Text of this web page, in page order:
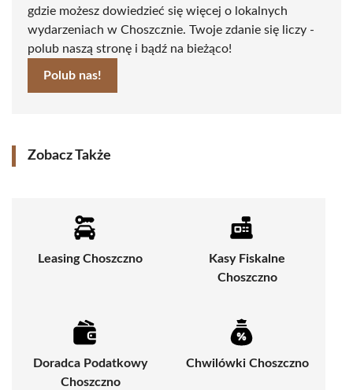
gdzie możesz dowiedzieć się więcej o lokalnych
wydarzeniach w Choszcznie. Twoje zdanie się liczy -
polub naszą stronę i bądź na bieżąco!
Polub nas!
Zobacz Także
Leasing Choszczno
Kasy Fiskalne
Choszczno
Doradca Podatkowy
Choszczno
Chwilówki Choszczno